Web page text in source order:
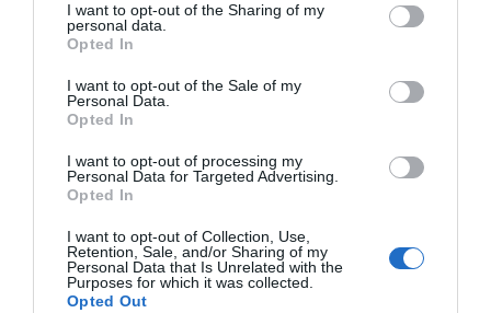
I want to opt-out of the Sharing of my
personal data.
Opted In
I want to opt-out of the Sale of my
Personal Data.
Opted In
I want to opt-out of processing my
Personal Data for Targeted Advertising.
Opted In
I want to opt-out of Collection, Use,
Retention, Sale, and/or Sharing of my
Personal Data that Is Unrelated with the
Purposes for which it was collected.
Opted Out
1984 – Νικήτας Πλατής, Έλληνας ηθοποιός
1992 – Ερνστ Χάπελ, Αυστριακός
ποδοσφαιριστής και προπονητής
2002 – Έλενα Νικολαΐδη, Ελληνίδα μεσόφωνος
2013 – Αλέξανδρος Αβραμίδης, Έλληνας
πολιτικός
2015 – Γιάννης Κακουλίδης, Έλληνας
συγγραφέας